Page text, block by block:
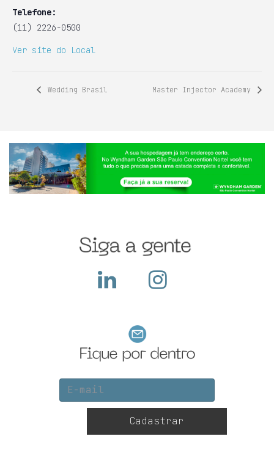
Telefone:
(11) 2226-0500
Ver site do Local
Wedding Brasil Master Injector Academy